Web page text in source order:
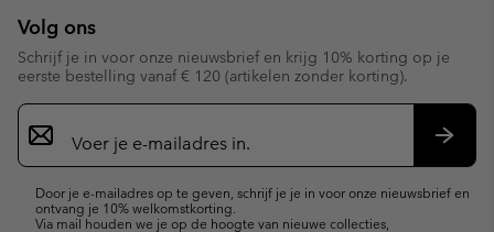
Volg ons
Schrijf je in voor onze nieuwsbrief en krijg 10% korting op je
eerste bestelling vanaf € 120 (artikelen zonder korting).
Aanmelden
voor
e-
Door je e-mailadres op te geven, schrijf je je in voor onze nieuwsbrief en
ontvang je 10% welkomstkorting.
Via mail houden we je op de hoogte van nieuwe collecties,